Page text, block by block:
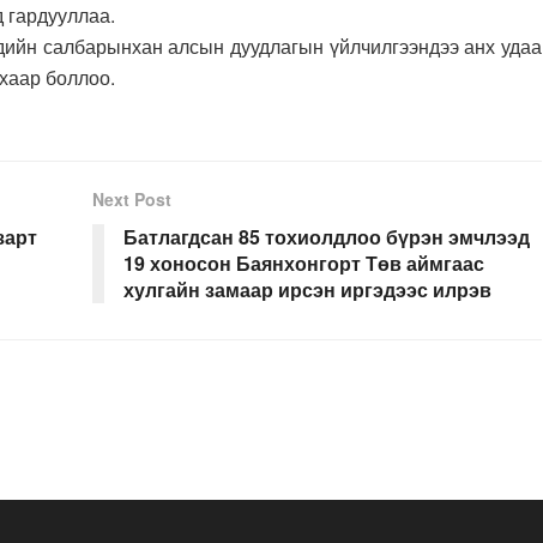
салбарынхан алсын дуудлагын үйлчилгээндээ анх удаа
боллоо.
Next Post
Батлагдсан 85 тохиолдлоо бүрэн эмчлээд
19 хоносон Баянхонгорт Төв аймгаас
хулгайн замаар ирсэн иргэдээс илрэв